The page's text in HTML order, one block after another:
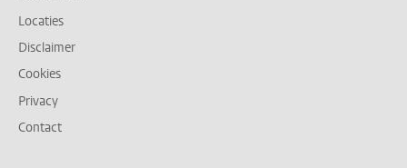
Locaties
Disclaimer
Cookies
Privacy
Contact